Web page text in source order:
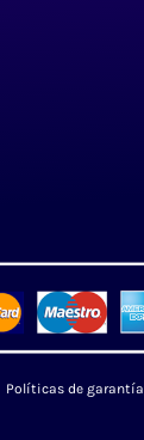
Políticas de garantía